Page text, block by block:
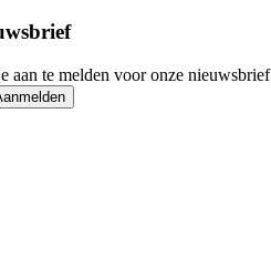
aan te melden voor onze nieuwsbrief